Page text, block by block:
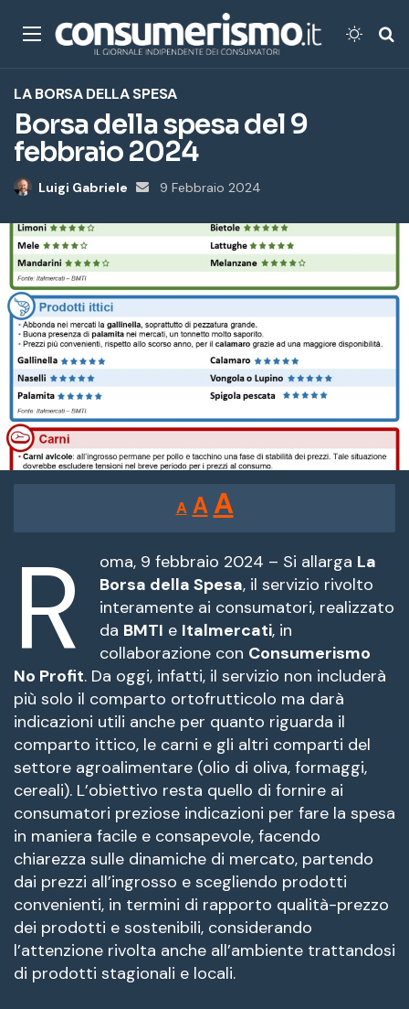
Menu
LA BORSA DELLA SPESA
Borsa della spesa del 9
febbraio 2024
Luigi Gabriele
Invia
9 Febbraio 2024
A
Reducir
tamaño
de
fuente.
A Restablecer
tamaño
de
fuente
AAumentar
tamaño
de
fuente.
R oma, 9 febbraio 2024 – Si allarga La
Borsa della Spesa, il servizio rivolto
interamente ai consumatori, realizzato
da BMTI e Italmercati, in
collaborazione con Consumerismo
No Profit. Da oggi, infatti, il servizio non includerà
più solo il comparto ortofrutticolo ma darà
indicazioni utili anche per quanto riguarda il
comparto ittico, le carni e gli altri comparti del
settore agroalimentare (olio di oliva, formaggi,
cereali). L’obiettivo resta quello di fornire ai
consumatori preziose indicazioni per fare la spesa
in maniera facile e consapevole, facendo
chiarezza sulle dinamiche di mercato, partendo
dai prezzi all’ingrosso e scegliendo prodotti
convenienti, in termini di rapporto qualità-prezzo
dei prodotti e sostenibili, considerando
l’attenzione rivolta anche all’ambiente trattandosi
di prodotti stagionali e locali.